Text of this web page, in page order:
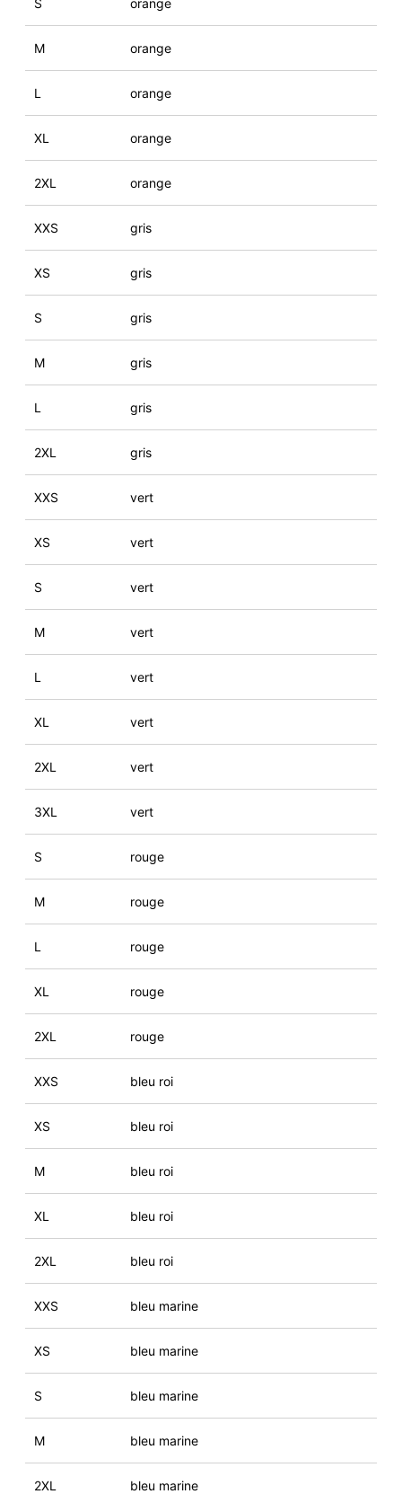
M orange
L orange
XL orange
2XL orange
XXS gris
XS gris
S gris
M gris
L gris
2XL gris
XXS vert
XS vert
S vert
M vert
L vert
XL vert
2XL vert
3XL vert
S rouge
M rouge
L rouge
XL rouge
2XL rouge
XXS bleu roi
XS bleu roi
M bleu roi
XL bleu roi
2XL bleu roi
XXS bleu marine
XS bleu marine
S bleu marine
M bleu marine
2XL bleu marine